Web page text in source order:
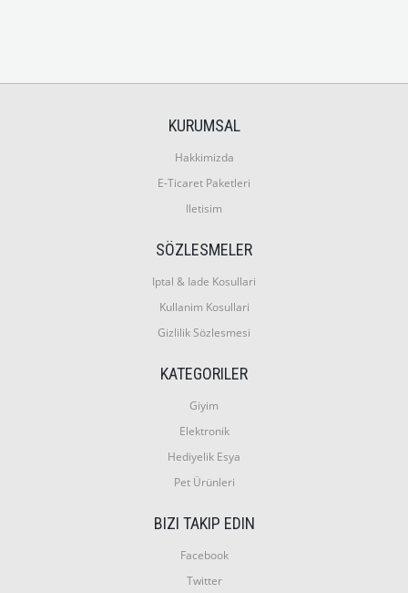
KURUMSAL
Hakkimizda
E-Ticaret Paketleri
Iletisim
SÖZLESMELER
Iptal & Iade Kosullari
Kullanim Kosullari
Gizlilik Sözlesmesi
KATEGORILER
Giyim
Elektronik
Hediyelik Esya
Pet Ürünleri
BIZI TAKIP EDIN
Facebook
Twitter